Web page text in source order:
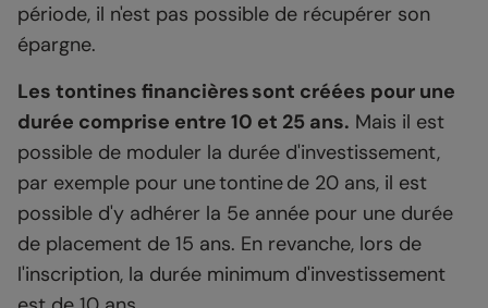
période, il n'est pas possible de récupérer son
épargne.
Les tontines financières sont créées pour une
durée comprise entre 10 et 25 ans. Mais il est
possible de moduler la durée d'investissement,
par exemple pour une tontine de 20 ans, il est
possible d'y adhérer la 5e année pour une durée
de placement de 15 ans. En revanche, lors de
l'inscription, la durée minimum d'investissement